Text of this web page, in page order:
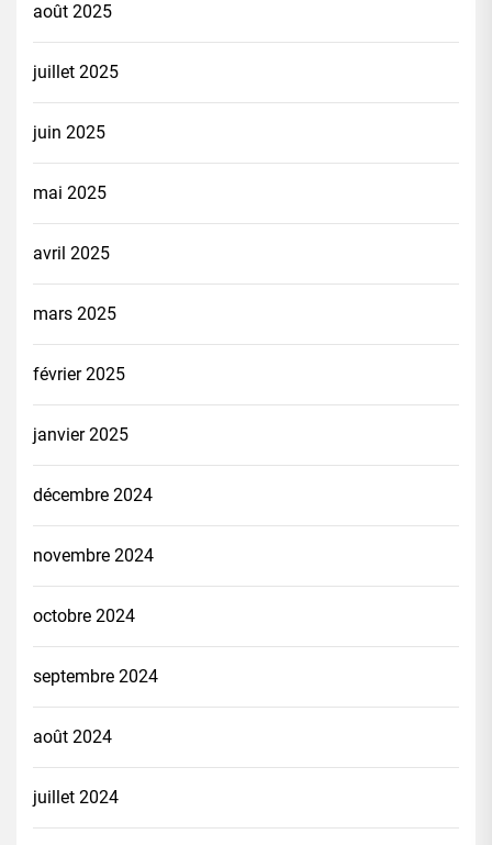
août 2025
juillet 2025
juin 2025
mai 2025
avril 2025
mars 2025
février 2025
janvier 2025
décembre 2024
novembre 2024
octobre 2024
septembre 2024
août 2024
juillet 2024